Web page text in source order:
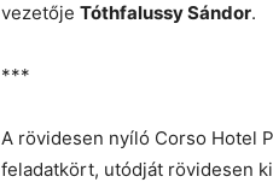
vezetője Tóthfalussy Sándor.
***
A rövidesen nyíló Corso Hotel
feladatkört, utódját rövidesen